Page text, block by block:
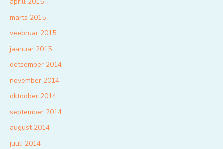
aprill 2015
märts 2015
veebruar 2015
jaanuar 2015
detsember 2014
november 2014
oktoober 2014
september 2014
august 2014
juuli 2014